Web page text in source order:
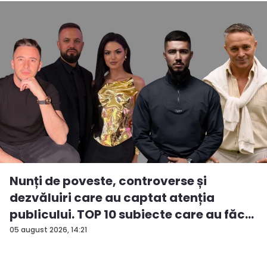
05 august 2026, 14:21
Nunți de poveste, controverse și
dezvăluiri care au captat atenția
publicului. TOP 10 subiecte care au făc...